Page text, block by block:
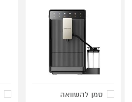
סמן להשוואה